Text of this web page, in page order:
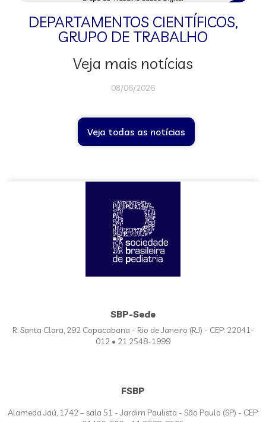
DEPARTAMENTOS CIENTÍFICOS,
GRUPO DE TRABALHO
Veja mais notícias
08/06/2026
Veja todas as notícias
SBP-Sede
R. Santa Clara, 292 Copacabana - Rio de Janeiro (RJ) - CEP: 22041-
012 • 21 2548-1999
FSBP
Alameda Jaú, 1742 – sala 51 - Jardim Paulista - São Paulo (SP) - CEP: